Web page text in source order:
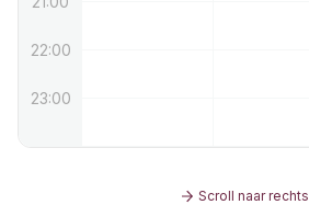
22:00
23:00
Scroll naar rechts